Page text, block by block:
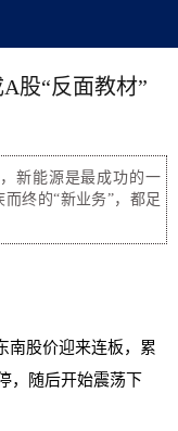
股“反面教材”
新能源是最成功的一
终的“新业务”，都足
南股价迎来连板，累
，随后开始震荡下